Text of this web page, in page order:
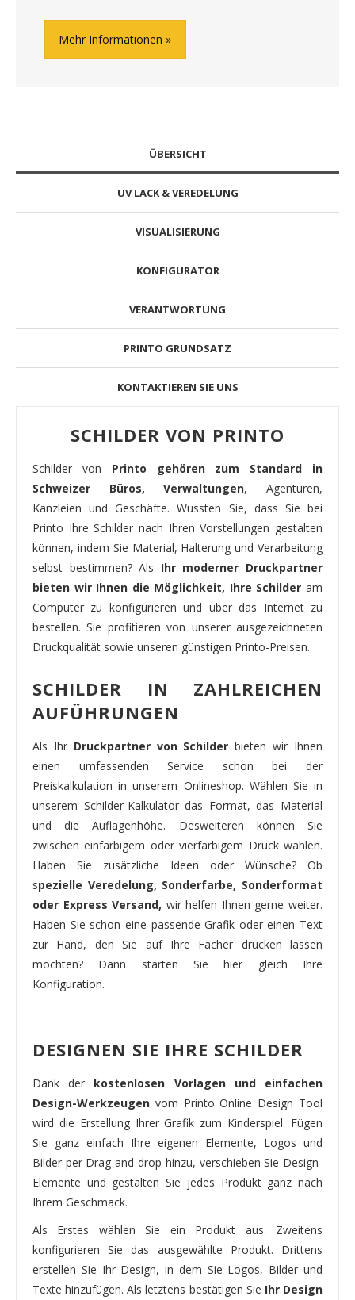
Mehr Informationen
ÜBERSICHT
UV LACK & VEREDELUNG
VISUALISIERUNG
KONFIGURATOR
VERANTWORTUNG
PRINTO GRUNDSATZ
KONTAKTIEREN SIE UNS
SCHILDER VON PRINTO
Schilder von Printo gehören zum Standard in
Schweizer Büros, Verwaltungen, Agenturen,
Kanzleien und Geschäfte. Wussten Sie, dass Sie bei
Printo Ihre Schilder nach Ihren Vorstellungen gestalten
können, indem Sie Material, Halterung und Verarbeitung
selbst bestimmen? Als Ihr moderner Druckpartner
bieten wir Ihnen die Möglichkeit, Ihre Schilder am
Computer zu konfigurieren und über das Internet zu
bestellen. Sie profitieren von unserer ausgezeichneten
Druckqualität sowie unseren günstigen Printo-Preisen.
SCHILDER IN ZAHLREICHEN
AUFÜHRUNGEN
Als Ihr Druckpartner von Schilderbieten wir Ihnen
einen umfassenden Service schon bei der
Preiskalkulation in unserem Onlineshop. Wählen Sie in
unserem Schilder-Kalkulator das Format, das Material
und die Auflagenhöhe. Desweiteren können Sie
zwischen einfarbigem oder vierfarbigem Druck wählen.
Haben Sie zusätzliche Ideen oder Wünsche? Ob
spezielle Veredelung, Sonderfarbe, Sonderformat
oder Express Versand, wir helfen Ihnen gerne weiter.
Haben Sie schon eine passende Grafik oder einen Text
zur Hand, den Sie auf Ihre Fächer drucken lassen
möchten? Dann starten Sie hier gleich Ihre
Konfiguration.
DESIGNEN SIE IHRE SCHILDER
Dank der kostenlosen Vorlagen und einfachen
Design-Werkzeugen vom Printo Online Design Tool
wird die Erstellung Ihrer Grafik zum Kinderspiel. Fügen
Sie ganz einfach Ihre eigenen Elemente, Logos und
Bilder per Drag-and-drop hinzu, verschieben Sie Design-
Elemente und gestalten Sie jedes Produkt ganz nach
Ihrem Geschmack.
Als Erstes wählen Sie ein Produkt aus. Zweitens
konfigurieren Sie das ausgewählte Produkt. Drittens
erstellen Sie Ihr Design, in dem Sie Logos, Bilder und
Texte hinzufügen. Als letztens bestätigen Sie Ihr Design